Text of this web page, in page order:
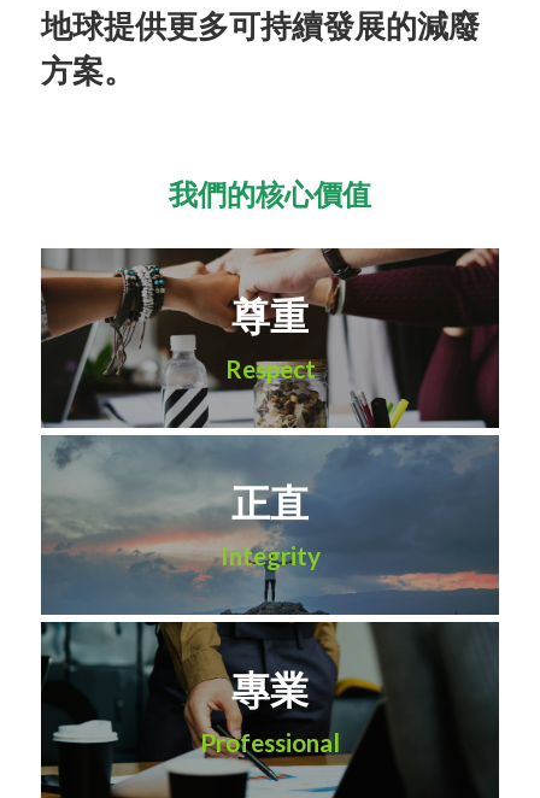
地球提供更多可持續發展的減廢
方案。
我們的核心價值
尊重
Respect
正直
Integrity
專業
Professional